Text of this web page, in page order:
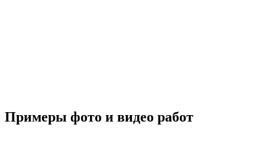
Примеры фото и видео работ